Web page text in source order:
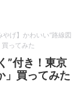
やげ】かわいい“路線図
ってみた
”付き！東京
」買ってみた